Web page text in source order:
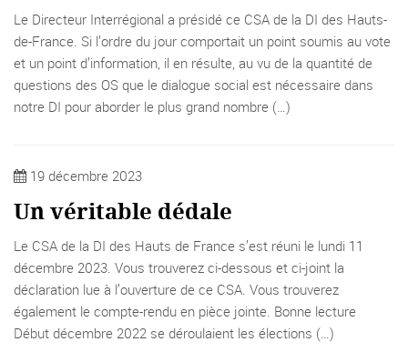
Le Directeur Interrégional a présidé ce CSA de la DI des Hauts-
de-France. Si l’ordre du jour comportait un point soumis au vote
et un point d’information, il en résulte, au vu de la quantité de
questions des OS que le dialogue social est nécessaire dans
notre DI pour aborder le plus grand nombre (…)
19 décembre 2023
Un véritable dédale
Le CSA de la DI des Hauts de France s’est réuni le lundi 11
décembre 2023. Vous trouverez ci-dessous et ci-joint la
déclaration lue à l’ouverture de ce CSA. Vous trouverez
également le compte-rendu en pièce jointe. Bonne lecture
Début décembre 2022 se déroulaient les élections (…)